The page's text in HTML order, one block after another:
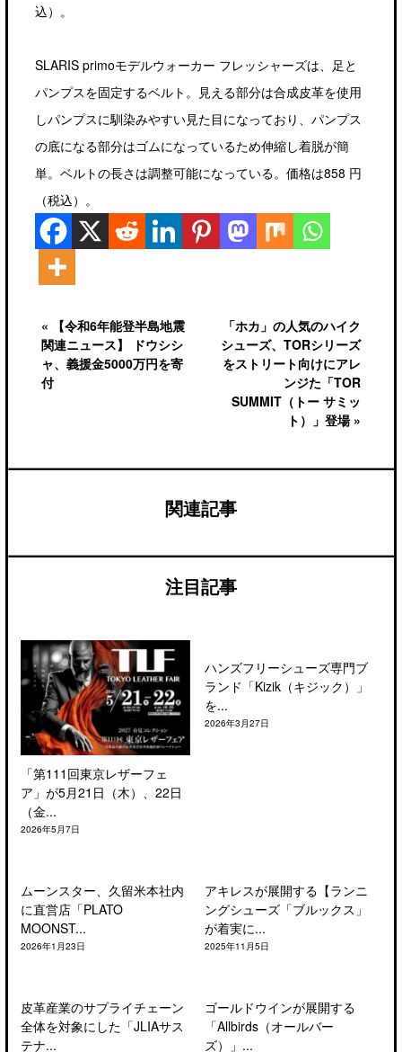
込）。
SLARIS primoモデルウォーカー フレッシャーズは、足と
パンプスを固定するベルト。見える部分は合成皮革を使用
しパンプスに馴染みやすい見た目になっており、パンプス
の底になる部分はゴムになっているため伸縮し着脱が簡
単。ベルトの長さは調整可能になっている。価格は858 円
（税込）。
« 【令和6年能登半島地震
関連ニュース】 ドウシシ
ャ、義援金5000万円を寄
付
「ホカ」の人気のハイク
シューズ、TORシリーズ
をストリート向けにアレ
ンジた「TOR
SUMMIT（トー サミッ
ト）」登場 »
関連記事
注目記事
「第111回東京レザーフェ
ア」が5月21日（木）、22日
（金...
2026年5月7日
ハンズフリーシューズ専門ブ
ランド「Kizik（キジック）」
を...
2026年3月27日
ムーンスター、久留米本社内
に直営店「PLATO
MOONST...
2026年1月23日
アキレスが展開する【ランニ
ングシューズ「ブルックス」
が着実に...
2025年11月5日
皮革産業のサプライチェーン
全体を対象にした「JLIAサス
テナ...
ゴールドウインが展開する
「Allbirds（オールバー
ズ）」...